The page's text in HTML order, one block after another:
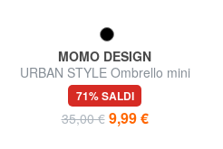
MOMO DESIGN
URBAN STYLE Ombrello mini
71% SALDI
35,00 € 9,99 €